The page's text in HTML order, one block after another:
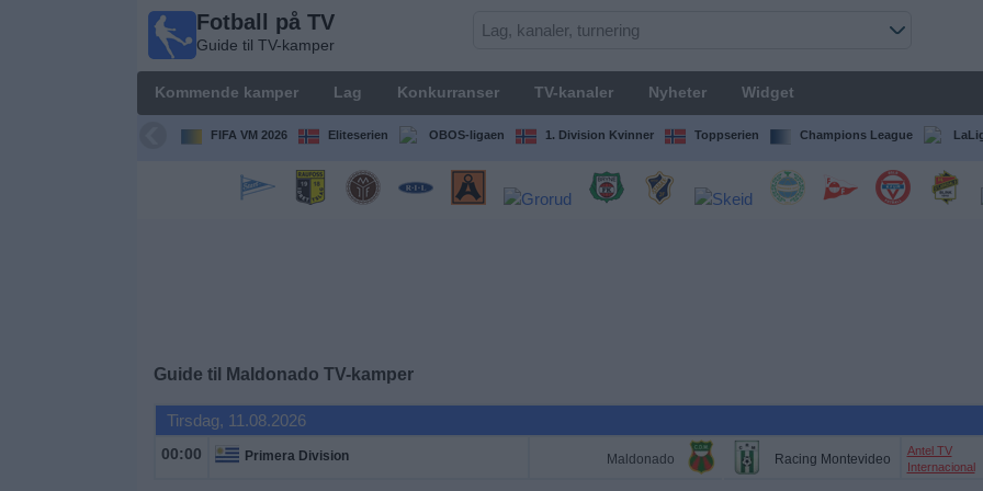
Fotball på TV
Guide til TV-kamper
Kommende kamper Lag Konkurranser TV-kanaler Nyheter Widget
FIFA VM 2026 Eliteserien OBOS-ligaen 1. Division Kvinner Toppserien Champions League
Guide til Maldonado TV-kamper
Tirsdag, 11.08.2026
00:00 Primera Division Maldonado Racing Montevideo
Antel TV
Internacional